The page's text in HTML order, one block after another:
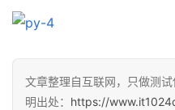
文章整理自互联网，只做测
明出处： https://